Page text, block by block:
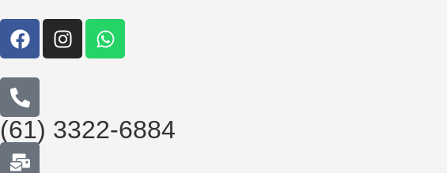
(61) 3322-6884